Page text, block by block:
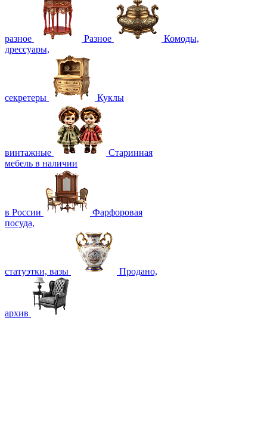
разное Разное
Комоды,
дрессуары,
секретеры Куклы
винтажные
Старинная
мебель в наличии
в России
Фарфоровая
посуда,
статуэтки, вазы Продано,
архив